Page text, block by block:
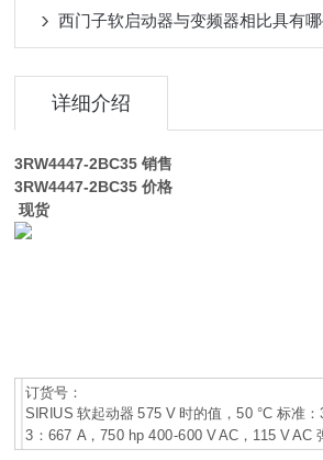
西门子软启动器与变频器相比具有哪
详细介绍
3RW4447-2BC35 销售
3RW4447-2BC35 价格
现货
订货号：
SIRIUS 软起动器 575 V 时的值，50 °C 标准
3：667 A，750 hp 400-600 V AC，115 V AC